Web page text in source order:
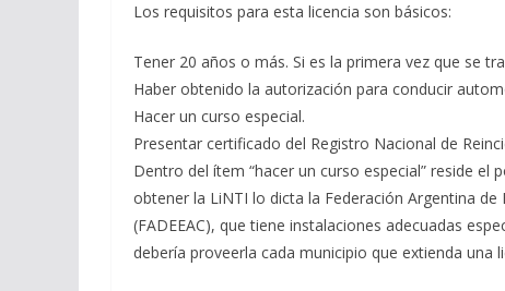
Los requisitos para esta licencia son básicos:
Tener 20 años o más. Si es la primera vez que se
Haber obtenido la autorización para conducir
Hacer un curso especial.
Presentar certificado del Registro Nacional de
Dentro del ítem “hacer un curso especial” reside
obtener la LiNTI lo dicta la Federación Argentina
(FADEEAC), que tiene instalaciones adecuadas
debería proveerla cada municipio que extienda una